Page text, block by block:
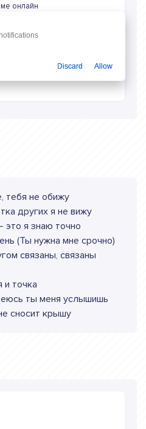
онлайн
тебя не обижу
других я не вижу
я знаю точно
(Ты нужна мне срочно)
связаны, связаны
точка
ты меня услышишь
сносит крышу
Discard Allow